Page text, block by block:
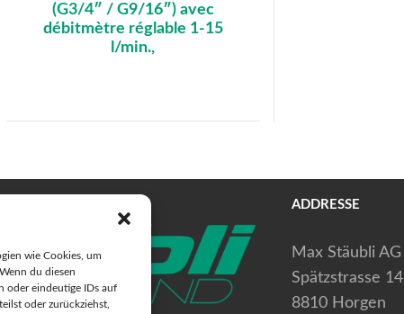
wie Cookies, um
du diesen
oder eindeutige IDs auf
oder zurückziehst,
(G3/4″ / G9/16″) avec
débitmètre réglable 1-15
l/min.,
ADDRESSE
Max Stäubli AG
Spätzstrasse 14
8810 Horgen